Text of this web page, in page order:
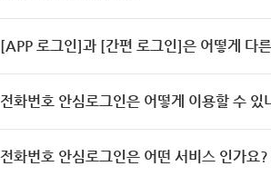
[APP 로그인]과 [간편 로그인]은 어떻게 다
전화번호 안심로그인은 어떻게 이용할 수 있
전화번호 안심로그인은 어떤 서비스 인가요?